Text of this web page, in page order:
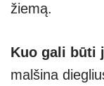
žiemą.
Kuo gali būti
malšina